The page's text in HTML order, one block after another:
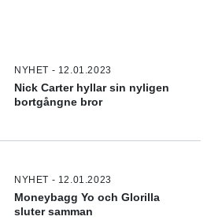
NYHET - 12.01.2023
Nick Carter hyllar sin nyligen
bortgångne bror
NYHET - 12.01.2023
Moneybagg Yo och Glorilla
sluter samman